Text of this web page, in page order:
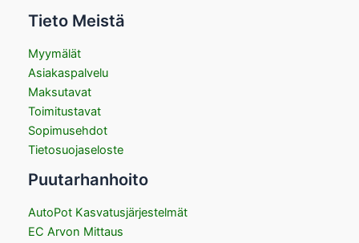
Tieto Meistä
Myymälät
Asiakaspalvelu
Maksutavat
Toimitustavat
Sopimusehdot
Tietosuojaseloste
Puutarhanhoito
AutoPot Kasvatusjärjestelmät
EC Arvon Mittaus